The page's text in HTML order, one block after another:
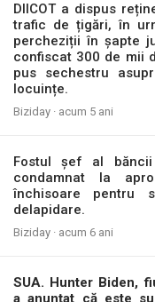
DIICOT a dispus
trafic de țigări, în
percheziții în șapte
confiscat 300 de mii
pus sechestru
locuințe.
Biziday · acum 5 ani
Fostul șef al
condamnat la
închisoare pentru
delapidare.
Biziday · acum 6 ani
SUA. Hunter Biden,
a anunțat că este